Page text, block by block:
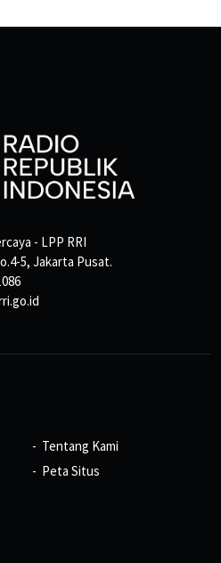
- LPP RRI
5, Jakarta Pusat.
Tentang Kami
Peta Situs